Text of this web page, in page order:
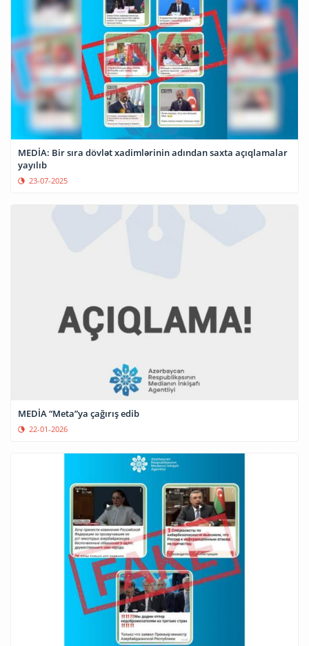
MEDİA: Bir sıra dövlət xadimlərinin adından saxta açıqlamalar
yayılıb
23-07-2025
MEDİA “Meta”ya çağırış edib
22-01-2026